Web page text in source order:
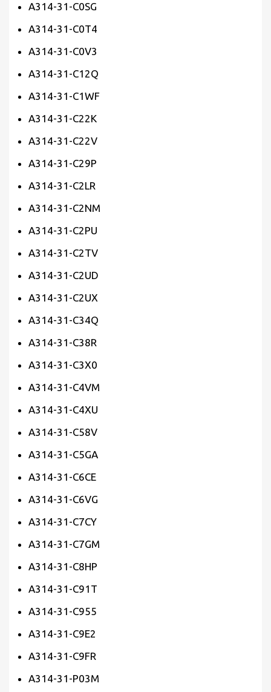
A314-31-C0SG
A314-31-C0T4
A314-31-C0V3
A314-31-C12Q
A314-31-C1WF
A314-31-C22K
A314-31-C22V
A314-31-C29P
A314-31-C2LR
A314-31-C2NM
A314-31-C2PU
A314-31-C2TV
A314-31-C2UD
A314-31-C2UX
A314-31-C34Q
A314-31-C38R
A314-31-C3X0
A314-31-C4VM
A314-31-C4XU
A314-31-C58V
A314-31-C5GA
A314-31-C6CE
A314-31-C6VG
A314-31-C7CY
A314-31-C7GM
A314-31-C8HP
A314-31-C91T
A314-31-C955
A314-31-C9E2
A314-31-C9FR
A314-31-P03M